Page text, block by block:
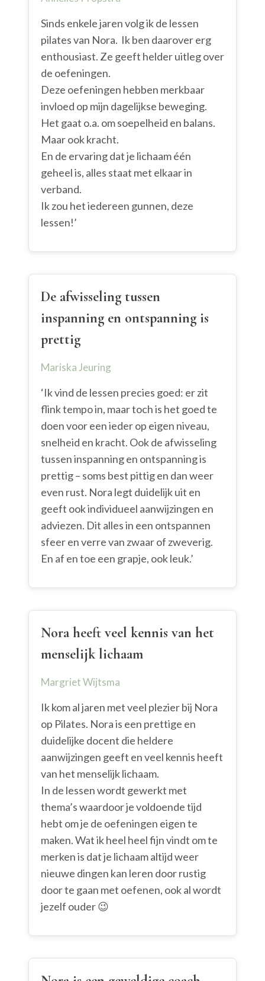
Sinds enkele jaren volg ik de lessen
pilates van Nora. Ik ben daarover erg
enthousiast. Ze geeft helder uitleg over
de oefeningen.
Deze oefeningen hebben merkbaar
invloed op mijn dagelijkse beweging.
Het gaat o.a. om soepelheid en balans.
Maar ook kracht.
En de ervaring dat je lichaam één
geheel is, alles staat met elkaar in
verband.
Ik zou het iedereen gunnen, deze
lessen!’
De afwisseling tussen
inspanning en ontspanning is
prettig
Mariska Jeuring
‘Ik vind de lessen precies goed: er zit
flink tempo in, maar toch is het goed te
doen voor een ieder op eigen niveau,
snelheid en kracht. Ook de afwisseling
tussen inspanning en ontspanning is
prettig – soms best pittig en dan weer
even rust. Nora legt duidelijk uit en
geeft ook individueel aanwijzingen en
adviezen. Dit alles in een ontspannen
sfeer en verre van zwaar of zweverig.
En af en toe een grapje, ook leuk.’
Nora heeft veel kennis van het
menselijk lichaam
Margriet Wijtsma
Ik kom al jaren met veel plezier bij Nora
op Pilates. Nora is een prettige en
duidelijke docent die heldere
aanwijzingen geeft en veel kennis heeft
van het menselijk lichaam.
In de lessen wordt gewerkt met
thema’s waardoor je voldoende tijd
hebt om je de oefeningen eigen te
maken. Wat ik heel heel fijn vindt om te
merken is dat je lichaam altijd weer
nieuwe dingen kan leren door rustig
door te gaan met oefenen, ook al wordt
jezelf ouder 😉